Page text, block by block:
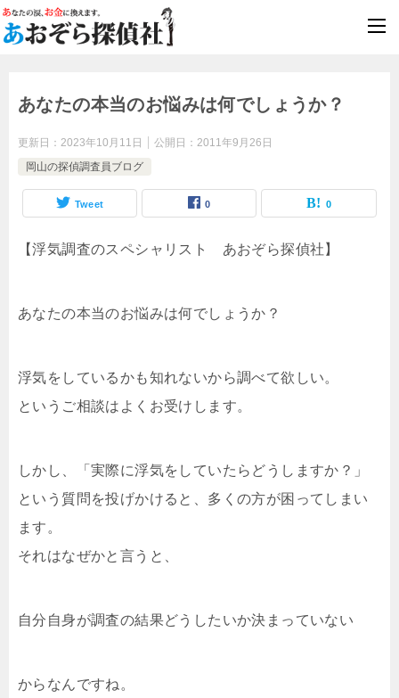
あなたの本当のお悩みは何でしょうか？
更新日： 2023年10月11日 公開日： 2011年9月26日
岡山の探偵調査員ブログ
Tweet 0 0
【浮気調査のスペシャリスト あおぞら探偵社】
あなたの本当のお悩みは何でしょうか？
浮気をしているかも知れないから調べて欲しい。
というご相談はよくお受けします。
しかし、「実際に浮気をしていたらどうしますか？」
という質問を投げかけると、多くの方が困ってしまい
ます。
それはなぜかと言うと、
自分自身が調査の結果どうしたいか決まっていない
からなんですね。